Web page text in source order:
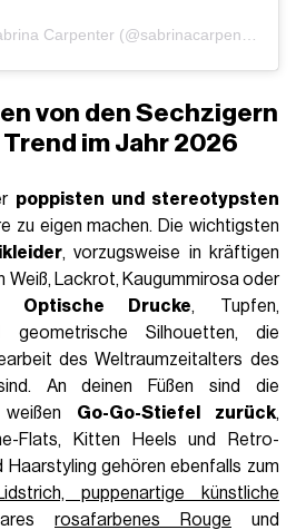
von den Sechzigern
im Jahr 2026
poppisten und stereotypsten
zu eigen machen. Die wichtigsten
, vorzugsweise in kräftigen
Weiß, Lackrot, Kaugummirosa oder
Optische Drucke, Tupfen,
geometrische Silhouetten, die
des Weltraumzeitalters des
An deinen Füßen sind die
weißen Go-Go-Stiefel zurück,
Flats, Kitten Heels und Retro-
Haarstyling gehören ebenfalls zum
puppenartige künstliche
rosafarbenes Rouge und